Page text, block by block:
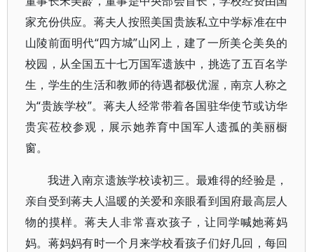
家充份供应。蒋夫人按照美国贵族私立中学标准在中
山陵前面明代“四方城”山冈上，建了一所美仑美奂的
校园，从全国五十七万国军遗族中，挑选了五百名学
生，学生的生活和教师的待遇都极优渥，南京人称之
为“贵族学校”。蒋夫人经常带着各国驻华使节或访华
贵宾莅校参观，展示她养育中国军人遗孤的美丽橱
窗。
我进入南京遗族学校读初三。最难得的经验是，
亲自受到蒋夫人温暖的关爱和亲眼看到国府最高层人
物的摸样。蒋夫人非常喜欢孩子，让同学喊她蒋妈
妈。蒋妈妈有时一个月来学校看孩子们好几回，每回